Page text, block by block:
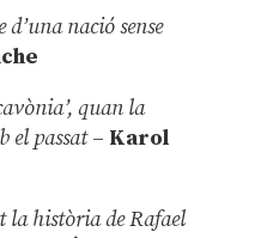
d’una nació sense
quan la
el passat– Karol
la història de Rafael